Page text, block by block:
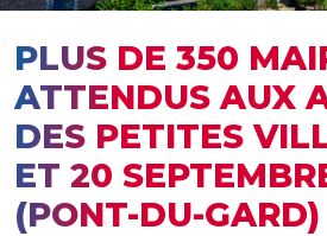
PLUS DE 350
ATTENDUS AUX
DES PETITES
ET 20
(PONT-DU-GARD)